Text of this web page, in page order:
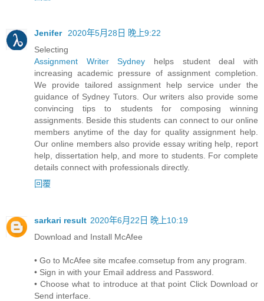
Jenifer
2020年5月28日 晚上9:22
Selecting
Assignment Writer Sydney helps student deal with
increasing academic pressure of assignment completion.
We provide tailored assignment help service under the
guidance of Sydney Tutors. Our writers also provide some
convincing tips to students for composing winning
assignments. Beside this students can connect to our online
members anytime of the day for quality assignment help.
Our online members also provide essay writing help, report
help, dissertation help, and more to students. For complete
details connect with professionals directly.
回覆
sarkari result 2020年6月22日 晚上10:19
Download and Install McAfee
• Go to McAfee site mcafee.comsetup from any program.
• Sign in with your Email address and Password.
• Choose what to introduce at that point Click Download or
Send interface.